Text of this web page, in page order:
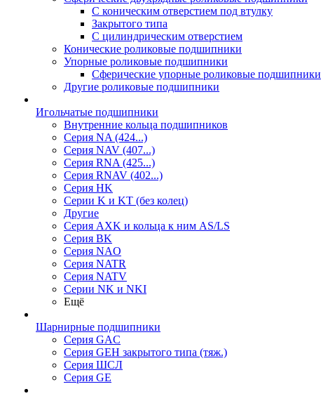
С коническим отверстием под втулку
Закрытого типа
С цилиндрическим отверстием
Конические роликовые подшипники
Упорные роликовые подшипники
Сферические упорные роликовые подшипники
Другие роликовые подшипники
Игольчатые подшипники
Внутренние кольца подшипников
Серия NA (424...)
Серия NAV (407...)
Серия RNA (425...)
Серия RNAV (402...)
Серия HK
Серии K и KT (без колец)
Другие
Серия AXK и кольца к ним AS/LS
Серия BK
Серия NAO
Серия NATR
Серия NATV
Серии NK и NKI
Ещё
Шарнирные подшипники
Серия GAC
Серия GEH закрытого типа (тяж.)
Серия ШСЛ
Серия GE